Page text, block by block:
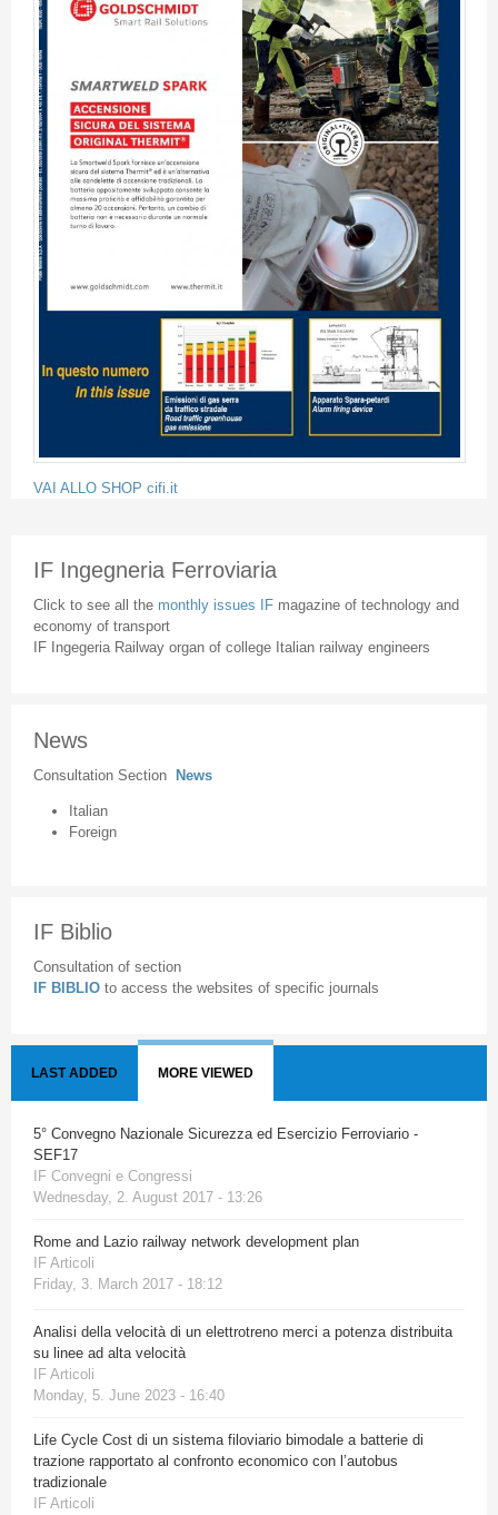
VAI ALLO SHOP cifi.it
IF Ingegneria Ferroviaria
Click to see all the monthly issues IF magazine of technology and
economy of transport
IF Ingegeria Railway organ of college Italian railway engineers
News
Consultation Section News
Italian
Foreign
IF Biblio
Consultation of section
IF BIBLIO to access the websites of specific journals
LAST ADDED MORE VIEWED
5° Convegno Nazionale Sicurezza ed Esercizio Ferroviario -
SEF17
IF Convegni e Congressi
Wednesday, 2. August 2017 - 13:26
Rome and Lazio railway network development plan
IF Articoli
Friday, 3. March 2017 - 18:12
Analisi della velocità di un elettrotreno merci a potenza distribuita
su linee ad alta velocità
IF Articoli
Monday, 5. June 2023 - 16:40
Life Cycle Cost di un sistema filoviario bimodale a batterie di
trazione rapportato al confronto economico con l’autobus
tradizionale
IF Articoli